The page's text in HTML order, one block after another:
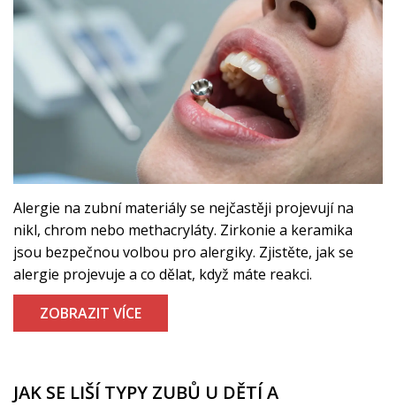
Alergie na zubní materiály se nejčastěji projevují na
nikl, chrom nebo methacryláty. Zirkonie a keramika
jsou bezpečnou volbou pro alergiky. Zjistěte, jak se
alergie projevuje a co dělat, když máte reakci.
ZOBRAZIT VÍCE
JAK SE LIŠÍ TYPY ZUBŮ U DĚTÍ A